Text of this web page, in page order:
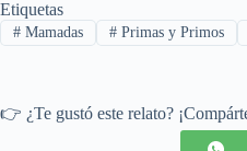
Etiquetas
#Mamadas #Primas y Primos
👉 ¿Te gustó este relato?